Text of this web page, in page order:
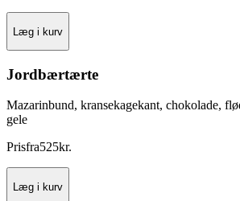
Læg i kurv
Jordbærtærte
Mazarinbund, kransekagekant, chokolade,
gele
Prisfra525kr.
Læg i kurv